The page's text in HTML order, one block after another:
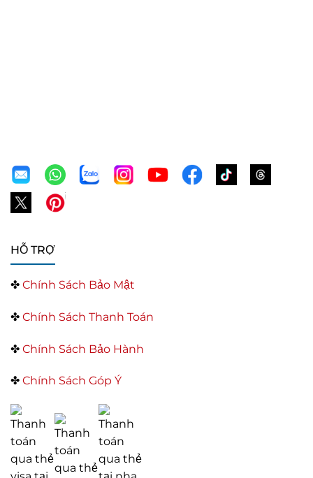
HỖ TRỢ
✤ Chính Sách Bảo Mật
✤ Chính Sách Thanh Toán
✤ Chính Sách Bảo Hành
✤ Chính Sách Góp Ý